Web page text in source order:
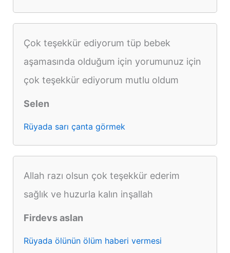
Çok teşekkür ediyorum tüp bebek
aşamasında olduğum için yorumunuz için
çok teşekkür ediyorum mutlu oldum
Selen
Rüyada sarı çanta görmek
Allah razı olsun çok teşekkür ederim
sağlık ve huzurla kalın inşallah
Firdevs aslan
Rüyada ölünün ölüm haberi vermesi